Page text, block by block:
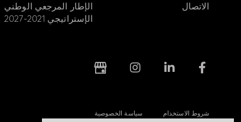
الاتصال
الإطار المرجعي الوطني
الإستراتيجي 2021-2027
شروط الاستخدام سياسة الخصوصية